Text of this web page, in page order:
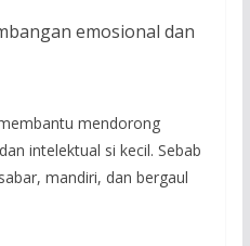
emosional dan
mendorong
intelektual si kecil. Sebab
mandiri, dan bergaul